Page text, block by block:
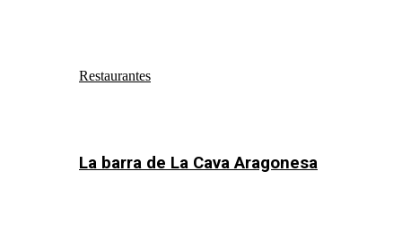
Restaurantes
La barra de La Cava Aragonesa